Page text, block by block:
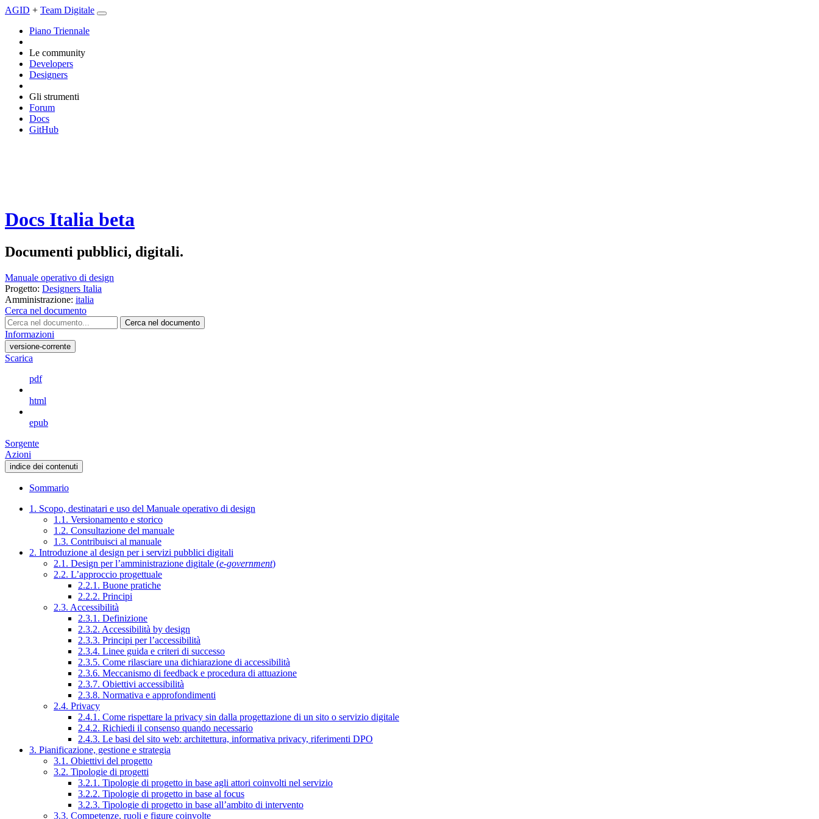
AGID + Team Digitale
Piano Triennale
Le community
Developers
Designers
Gli strumenti
Forum
Docs
GitHub
Docs Italia beta
Documenti pubblici, digitali.
Manuale operativo di design
Progetto: Designers Italia
Amministrazione: italia
Cerca nel documento
Cerca nel documento
Informazioni
versione-corrente
Scarica
pdf
html
epub
Sorgente
Azioni
indice dei contenuti
Sommario
1. Scopo, destinatari e uso del Manuale operativo di design
1.1. Versionamento e storico
1.2. Consultazione del manuale
1.3. Contribuisci al manuale
2. Introduzione al design per i servizi pubblici digitali
2.1. Design per l’amministrazione digitale (e-government)
2.2. L’approccio progettuale
2.2.1. Buone pratiche
2.2.2. Principi
2.3. Accessibilità
2.3.1. Definizione
2.3.2. Accessibilità by design
2.3.3. Principi per l’accessibilità
2.3.4. Linee guida e criteri di successo
2.3.5. Come rilasciare una dichiarazione di accessibilità
2.3.6. Meccanismo di feedback e procedura di attuazione
2.3.7. Obiettivi accessibilità
2.3.8. Normativa e approfondimenti
2.4. Privacy
2.4.1. Come rispettare la privacy sin dalla progettazione di un sito o servizio digitale
2.4.2. Richiedi il consenso quando necessario
2.4.3. Le basi del sito web: architettura, informativa privacy, riferimenti DPO
3. Pianificazione, gestione e strategia
3.1. Obiettivi del progetto
3.2. Tipologie di progetti
3.2.1. Tipologie di progetto in base agli attori coinvolti nel servizio
3.2.2. Tipologie di progetto in base al focus
3.2.3. Tipologie di progetto in base all’ambito di intervento
3.3. Competenze, ruoli e figure coinvolte